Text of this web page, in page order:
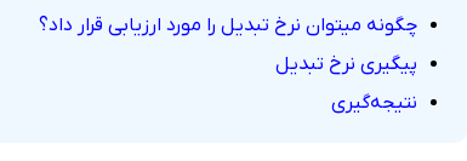
چگونه میتوان نرخ تبدیل را مورد ارزیابی قرار داد؟
پیگیری نرخ تبدیل
نتیجه‌گیری